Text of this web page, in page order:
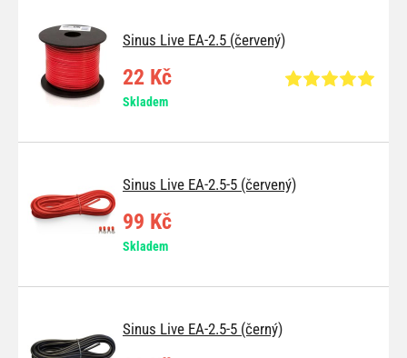
Sinus Live EA-2.5 (červený)
22 Kč
Skladem
Sinus Live EA-2.5-5 (červený)
99 Kč
Skladem
Sinus Live EA-2.5-5 (černý)